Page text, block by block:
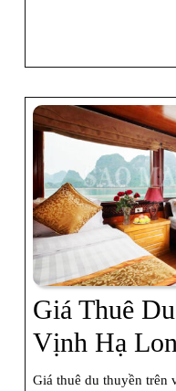
Giá Thuê
Vịnh Hạ
Giá thuê du thuyền trên